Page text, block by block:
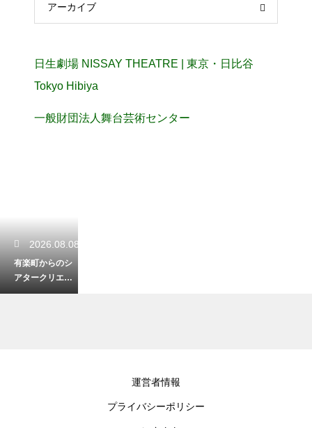
アーカイブ
日生劇場 NISSAY THEATRE | 東京・日比谷
Tokyo Hibiya
一般財団法人舞台芸術センター
2026.08.08
有楽町からのシ
アタークリエへ
のアクセス！迷
運営者情報
プライバシーポリシー